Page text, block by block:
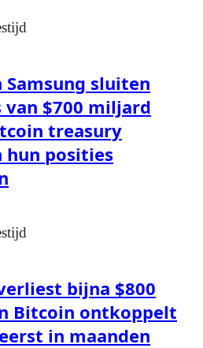
Samsung sluiten
van $700 miljard
treasury
hun posities
bijna $800
Bitcoin ontkoppelt
in maanden